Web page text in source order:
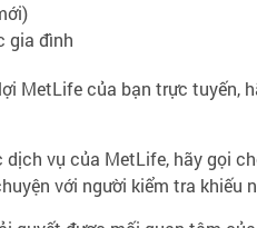
gia đình
MetLife của bạn trực tuyến,
vụ của MetLife, hãy gọi
với người kiểm tra khiếu